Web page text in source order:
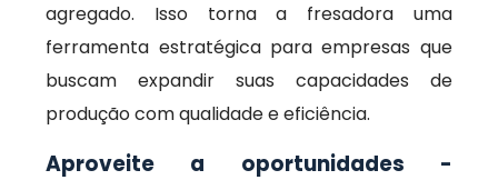
agregado. Isso torna a fresadora uma
ferramenta estratégica para empresas que
buscam expandir suas capacidades de
produção com qualidade e eficiência.
Aproveite a oportunidades -